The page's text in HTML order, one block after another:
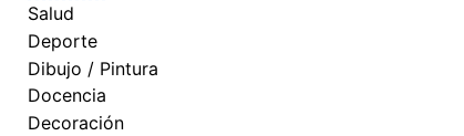
Salud
Deporte
Dibujo / Pintura
Docencia
Decoración